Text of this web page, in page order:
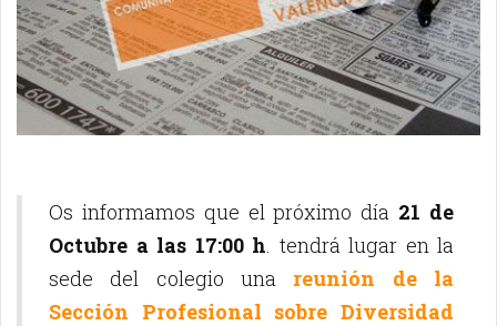
Os informamos que el próximo día 21 de
Octubre a las 17:00 h . tendrá lugar en la
sede del colegio una reunión de la
Sección Profesional sobre Diversidad